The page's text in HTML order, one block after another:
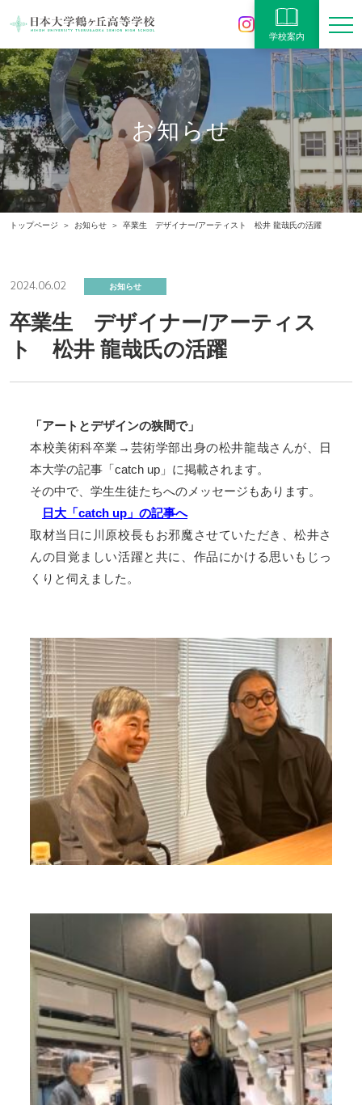
学校案内
お知らせ
トップページ お知らせ 卒業生 デザイナー/アーティスト 松井 龍哉氏の活躍
2024.06.02 お知らせ
卒業生 デザイナー/アーティス
ト 松井 龍哉氏の活躍
「アートとデザインの狭間で」
本校美術科卒業→芸術学部出身の松井龍哉さんが、 日
本大学の記事「catch up」に掲載されます。
その中で、学生生徒たちへのメッセージもあります。
日大「catch up」の記事へ
取材当日に川原校長もお邪魔させていただき、松井さ
んの目覚ましい活躍と共に、 作品にかける思いもじっ
くりと伺えました。